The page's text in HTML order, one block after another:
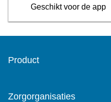
Geschikt voor de app
Product
Zorgorganisaties